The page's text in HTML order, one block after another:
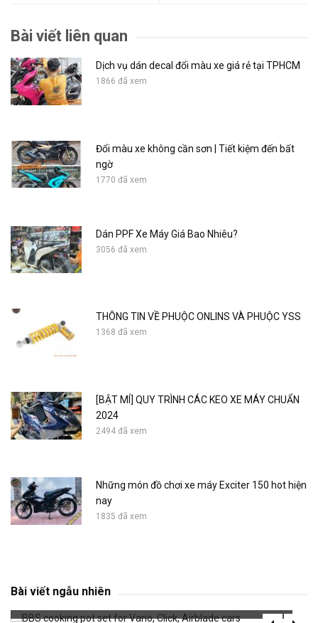
Bài viết liên quan
Dịch vụ dán decal đổi màu xe giá rẻ tại TPHCM
1866 đã xem
Đổi màu xe không cần sơn | Tiết kiệm đến bất
ngờ
1770 đã xem
Dán PPF Xe Máy Giá Bao Nhiêu?
3056 đã xem
THÔNG TIN VỀ PHUỘC ONLINS VÀ PHUỘC YSS
1368 đã xem
[BẬT MÍ] QUY TRÌNH CÁC KEO XE MÁY CHUẨN
2024
2494 đã xem
Những món đồ chơi xe máy Exciter 150 hot hiện
nay
1835 đã xem
Bài viết ngẫu nhiên
cars